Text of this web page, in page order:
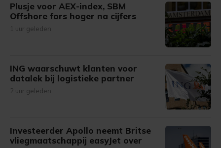
Plusje voor AEX-index, SBM
Offshore fors hoger na cijfers
1 uur geleden
ING waarschuwt klanten voor
datalek bij logistieke partner
2 uur geleden
Investeerder Apollo neemt Britse
vliegmaatschappij easyJet over